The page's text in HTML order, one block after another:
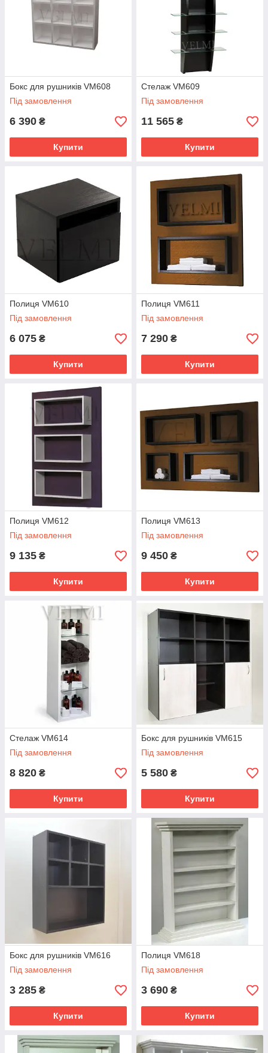
Бокс для рушників VM608
Під замовлення
6 390 ₴
Купити
Стелаж VM609
Під замовлення
11 565 ₴
Купити
Полиця VM610
Під замовлення
6 075 ₴
Купити
Полиця VM611
Під замовлення
7 290 ₴
Купити
Полиця VM612
Під замовлення
9 135 ₴
Купити
Полиця VM613
Під замовлення
9 450 ₴
Купити
Стелаж VM614
Під замовлення
8 820 ₴
Купити
Бокс для рушників VM615
Під замовлення
5 580 ₴
Купити
Бокс для рушників VM616
Під замовлення
3 285 ₴
Купити
Полиця VM618
Під замовлення
3 690 ₴
Купити